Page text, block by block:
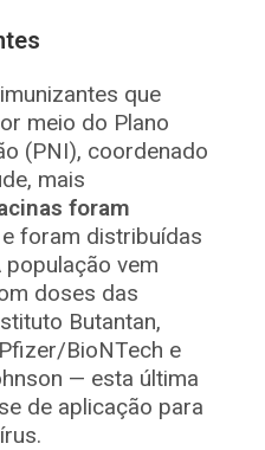
que
meio do Plano
(PNI), coordenado
mais
foram
e foram distribuídas
vem
doses das
Butantan,
BioNTech e
— esta última
de aplicação para